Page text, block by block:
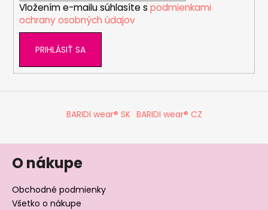
Vložením e-mailu súhlasíte s podmienkami
ochrany osobných údajov
PRIHLÁSIŤ SA
BARIDI wear® SK BARIDI wear® CZ
O nákupe
Obchodné podmienky
Všetko o nákupe